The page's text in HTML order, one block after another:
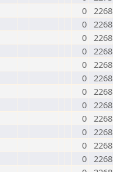
0 2268
0 2268
0 2268
0 2268
0 2268
0 2268
0 2268
0 2268
0 2268
0 2268
0 2268
0 2268